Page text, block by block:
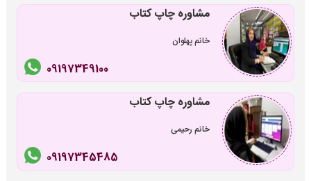
مشاوره چاپ کتاب
خانم پهلوان
09197349100
مشاوره چاپ کتاب
خانم رحیمی
09197345485